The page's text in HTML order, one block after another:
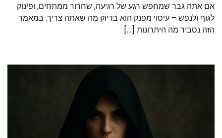
אם אתה גבר שמחפש רגע של רגיעה, שחרור ממתחים, ופינוק
לגוף ולנפש – עיסוי מפנק הוא בדיוק מה שאתה צריך. במאמר
הזה נסביר מה היתרונות […]